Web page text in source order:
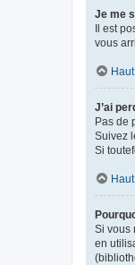
Je me
Il est
vous
Haut
J’ai
Pas de
Suivez
Si
Haut
Si vous
en